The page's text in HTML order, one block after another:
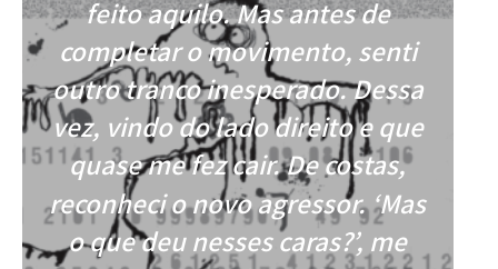
feito aquilo. Mas antes de
completar o movimento, senti
outro tranco inesperado. Dessa
vez, vindo do lado direito e que
quase me fez cair. De costas,
reconheci o novo agressor. ‘Mas
o que deu nesses caras?’, me